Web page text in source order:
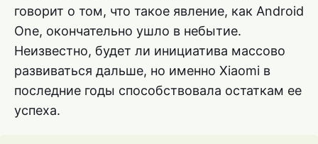
говорит о том, что такое явление, как Android
One, окончательно ушло в небытие.
Неизвестно, будет ли инициатива массово
развиваться дальше, но именно Xiaomi в
последние годы способствовала остаткам ее
успеха.